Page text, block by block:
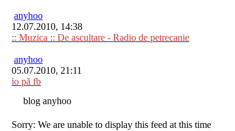
anyhoo
12.07.2010, 14:38
:: Muzica :: De ascultare - Radio de petrecanie
anyhoo
05.07.2010, 21:11
io pă fb
blog anyhoo
Sorry: We are unable to display this feed at this time